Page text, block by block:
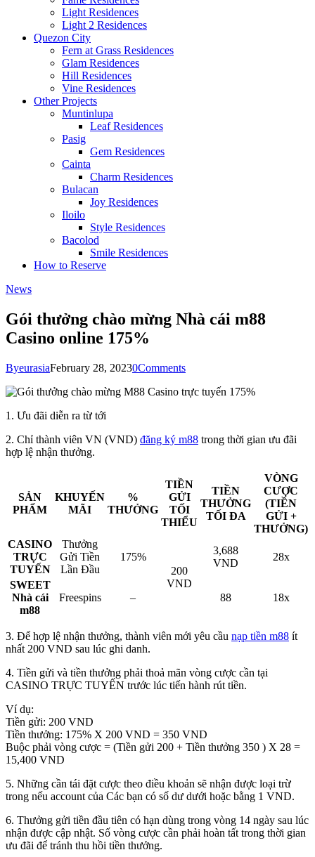
Light Residences
Light 2 Residences
Quezon City
Fern at Grass Residences
Glam Residences
Hill Residences
Vine Residences
Other Projects
Muntinlupa
Leaf Residences
Pasig
Gem Residences
Cainta
Charm Residences
Bulacan
Joy Residences
Iloilo
Style Residences
Bacolod
Smile Residences
How to Reserve
News
Gói thưởng chào mừng Nhà cái m88
Casino online 175%
ByeurasiaFebruary 28, 20230Comments
1. Ưu đãi diễn ra từ tới
2. Chỉ thành viên VN (VND) đăng ký m88 trong thời gian ưu đãi
hợp lệ nhận thưởng.
SẢN
PHẨM
KHUYẾN
MÃI
%
THƯỞNG
TIỀN
GỬI
TỐI
THIỂU
TIỀN
THƯỞNG
TỐI ĐA
VÒNG
CƯỢC
(TIỀN
GỬI +
THƯỞNG)
CASINO
TRỰC
TUYẾN
Thưởng
Gửi Tiền
Lần Đầu
175%
200
VND
3,688
VND
28x
SWEET
Nhà cái
m88
Freespins – 88 18x
3. Để hợp lệ nhận thưởng, thành viên mới yêu cầu nạp tiền m88 ít
nhất 200 VND sau lúc ghi danh.
4. Tiền gửi và tiền thưởng phải thoả mãn vòng cược cần tại
CASINO TRỰC TUYẾN trước lúc tiến hành rút tiền.
Ví dụ:
Tiền gửi: 200 VND
Tiền thưởng: 175% X 200 VND = 350 VND
Buộc phải vòng cược = (Tiền gửi 200 + Tiền thưởng 350 ) X 28 =
15,400 VND
5. Những cần tái đặt cược theo điều khoản sẽ nhận được loại trừ
trong nếu account của Các bạn có số dư dưới hoặc bằng 1 VND.
6. Thưởng gửi tiền đầu tiên có hạn dùng trong vòng 14 ngày sau lúc
nhận được cập nhật. Số vòng cược cần phải hoàn tất trong thời gian
ưu đãi để tránh thu hồi tiền thưởng.